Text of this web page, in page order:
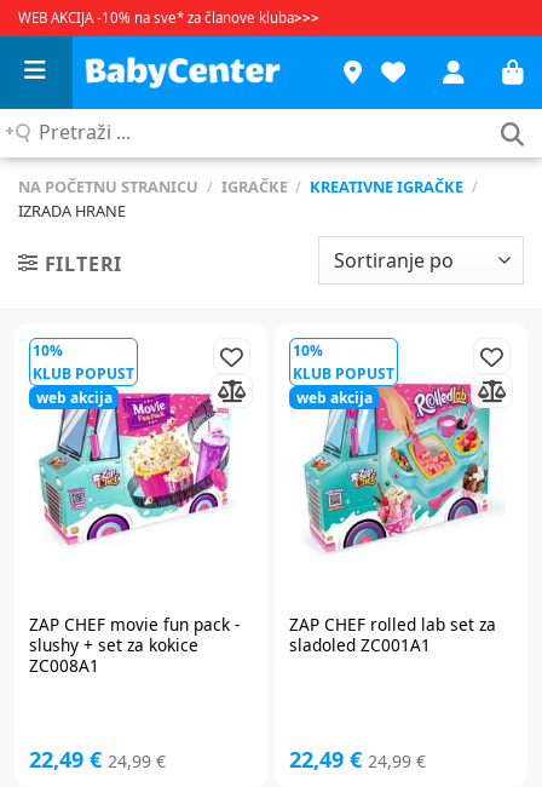
WEB AKCIJA -10% na sve* za članove kluba>>>
Pretraži
NA POČETNU STRANICU / IGRAČKE / KREATIVNE IGRAČKE /
IZRADA HRANE
FILTERI
10%
KLUB POPUST
web akcija
ZAP CHEF movie fun pack -
slushy + set za kokice
ZC008A1
22,49 € 24,99 €
10%
KLUB POPUST
web akcija
ZAP CHEF rolled lab set za
sladoled ZC001A1
22,49 € 24,99 €